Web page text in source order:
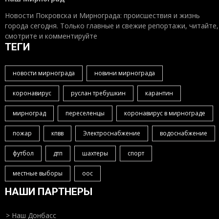
Новости Покровска и Мирнограда: происшествия и жизнь
города сегодня. Только главные и свежие репортажи, читайте,
смотрите и комментируйте
ТЕГИ
новости мирнограда новини мирнограда
коронавирус руслан требушкин карантин
мирноград переселенцы коронавирус в мирнограде
пожар кпвв Электроснабжение водоснабжение
футбол дтп шахтеры спорт
местные выборы оос
НАШИ ПАРТНЕРЫ
> Наш Донбасс